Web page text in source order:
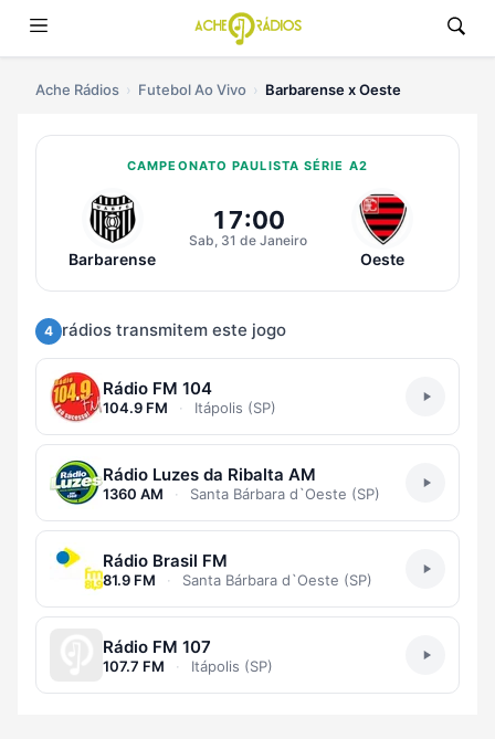
Ache Rádios Futebol Ao Vivo Barbarense x Oeste
CAMPEONATO PAULISTA SÉRIE A2
Ouvir Barbarense x Oeste Ao Vivo
Barbarense
17:00
Sab, 31 de Janeiro
Oeste
4 rádios transmitem este jogo
Rádio FM 104
104.9 FM · Itápolis (SP)
Rádio Luzes da Ribalta AM
1360 AM · Santa Bárbara d`Oeste (SP)
Rádio Brasil FM
81.9 FM · Santa Bárbara d`Oeste (SP)
Rádio FM 107
107.7 FM · Itápolis (SP)